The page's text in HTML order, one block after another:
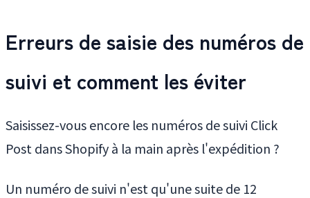
Erreurs de saisie des numéros de
suivi et comment les éviter
Saisissez-vous encore les numéros de suivi Click
Post dans Shopify à la main après l'expédition ?
Un numéro de suivi n'est qu'une suite de 12